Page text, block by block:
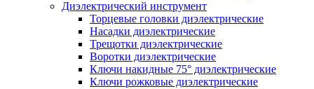
Диэлектрический инструмент
Торцевые головки диэлектрические
Насадки диэлектрические
Трещотки диэлектрические
Воротки диэлектрические
Ключи накидные 75° диэлектрические
Ключи рожковые диэлектрические